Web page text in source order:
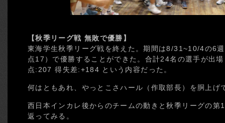
【秋季リーグ戦 無敗で優勝】
東海学生秋季リーグ戦を終えた。期間は8/31~10/4の6
点17）で優勝することができた。合計24名の選手が出
点:207 得失差:+184 という内容だった。
何はともあれ、やっとこさハール（作取部長）を胴上げ
西日本インカレ後からのチームの動きと秋季リーグの
返ってみる。